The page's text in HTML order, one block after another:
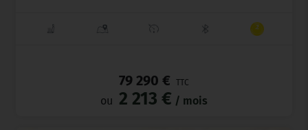
79 290 € TTC
ou 2 213 € / mois